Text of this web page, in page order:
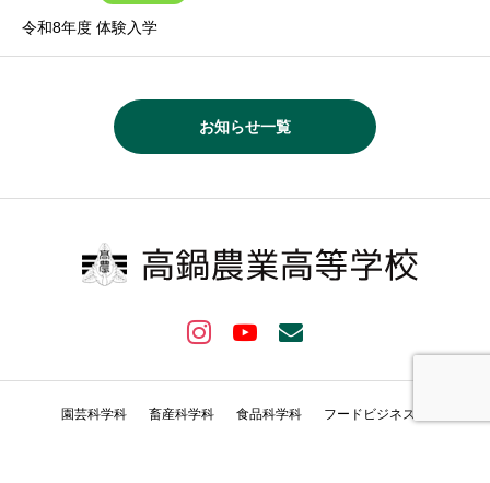
令和8年度 体験入学
お知らせ一覧
園芸科学科 畜産科学科 食品科学科 フードビジネス科